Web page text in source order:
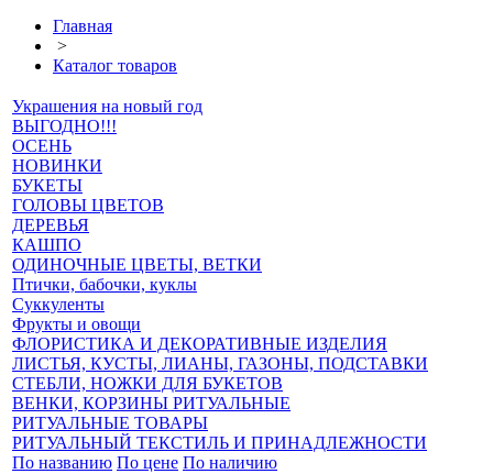
Главная
>
Каталог товаров
Украшения на новый год
ВЫГОДНО!!!
ОСЕНЬ
НОВИНКИ
БУКЕТЫ
ГОЛОВЫ ЦВЕТОВ
ДЕРЕВЬЯ
КАШПО
ОДИНОЧНЫЕ ЦВЕТЫ, ВЕТКИ
Птички, бабочки, куклы
Суккуленты
Фрукты и овощи
ФЛОРИСТИКА И ДЕКОРАТИВНЫЕ ИЗДЕЛИЯ
ЛИСТЬЯ, КУСТЫ, ЛИАНЫ, ГАЗОНЫ, ПОДСТАВКИ
СТЕБЛИ, НОЖКИ ДЛЯ БУКЕТОВ
ВЕНКИ, КОРЗИНЫ РИТУАЛЬНЫЕ
РИТУАЛЬНЫЕ ТОВАРЫ
РИТУАЛЬНЫЙ ТЕКСТИЛЬ И ПРИНАДЛЕЖНОСТИ
По названию По цене По наличию